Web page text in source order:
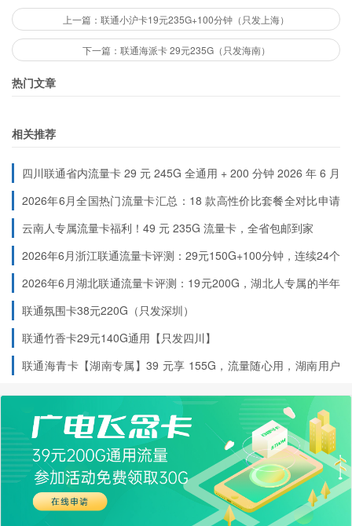
了市场的公平竞争。
上一篇：联通小沪卡19元235G+100分钟（只发上海）
下一篇：联通海派卡 29元235G（只发海南）
热门文章
相关推荐
四川联通省内流量卡 29 元 245G 全通用 + 200 分钟 2026 年 6 月
最新首充规则
2026年6月全国热门流量卡汇总：18 款高性价比套餐全对比申请
入口（按地区分类）
云南人专属流量卡福利！49 元 235G 流量卡，全省包邮到家
2026年6月浙江联通流量卡评测：29元150G+100分钟，连续24个
月稳定低价
2026年6月湖北联通流量卡评测：19元200G，湖北人专属的半年
流量神卡
联通氛围卡38元220G（只发深圳）
联通竹香卡29元140G通用【只发四川】
联通海青卡【湖南专属】39 元享 155G，流量随心用，湖南用户